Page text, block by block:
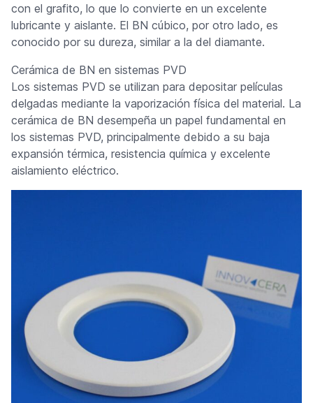
con el grafito, lo que lo convierte en un excelente
lubricante y aislante. El BN cúbico, por otro lado, es
conocido por su dureza, similar a la del diamante.
Cerámica de BN en sistemas PVD
Los sistemas PVD se utilizan para depositar películas
delgadas mediante la vaporización física del material. La
cerámica de BN desempeña un papel fundamental en
los sistemas PVD, principalmente debido a su baja
expansión térmica, resistencia química y excelente
aislamiento eléctrico.